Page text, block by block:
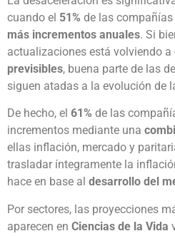
cuando el 51% de las
más incrementos anuales. Si
actualizaciones está volviendo a
previsibles, buena parte de las
siguen atadas a la evolución de
De hecho, el 61% de las
incrementos mediante una
ellas inflación, mercado y
trasladar íntegramente la
hace en base al desarrollo del
Por sectores, las proyecciones
aparecen en Ciencias de la Vida